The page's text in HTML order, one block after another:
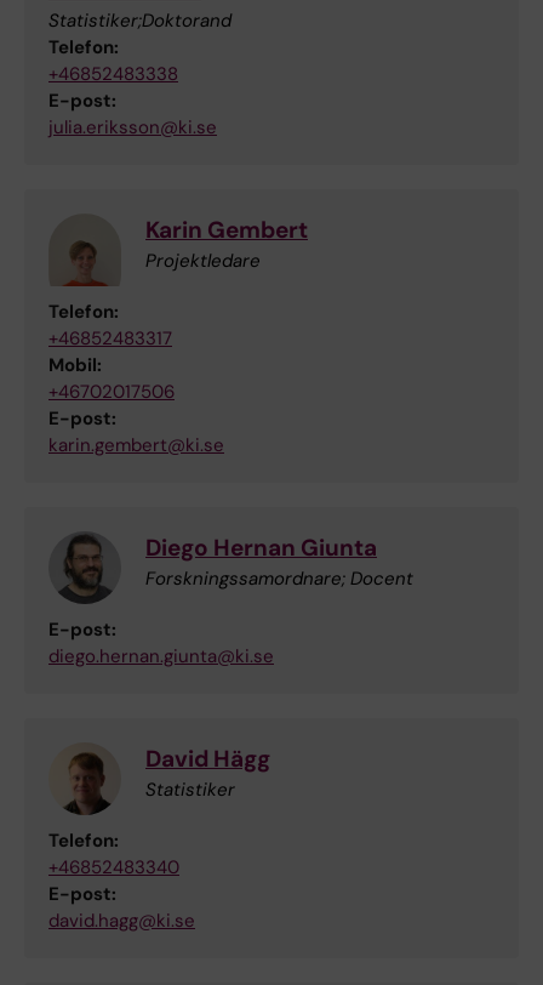
Statistiker;Doktorand
Telefon:
+46852483338
E-post:
julia.eriksson@ki.se
Karin Gembert
Projektledare
Telefon:
+46852483317
Mobil:
+46702017506
E-post:
karin.gembert@ki.se
Diego Hernan Giunta
Forskningssamordnare; Docent
E-post:
diego.hernan.giunta@ki.se
David Hägg
Statistiker
Telefon:
+46852483340
E-post:
david.hagg@ki.se